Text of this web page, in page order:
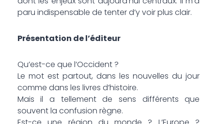
paru indispensable de tenter d’y voir plus clair.
Présentation de l’éditeur
Qu’est-ce que l’Occident ?
Le mot est partout, dans les nouvelles du jour
comme dans les livres d’histoire.
Mais il a tellement de sens différents que
souvent la confusion règne.